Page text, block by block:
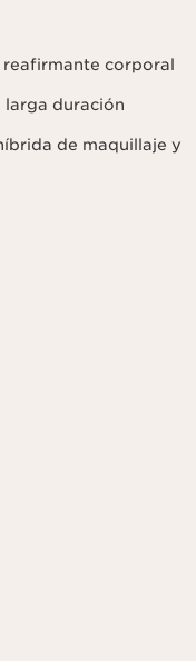
corporal
larga duración
de maquillaje y